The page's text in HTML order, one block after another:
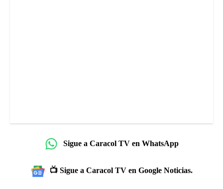
Sigue a Caracol TV en WhatsApp
📺 Sigue a Caracol TV en Google Noticias.